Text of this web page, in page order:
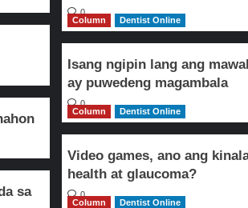
sa
0
Column
Dentist Online
Isang ngipin lang ang
ay puwedeng magambala
0
Column
Dentist Online
Video games, ano ang
health at glaucoma?
0
Column
Dentist Online